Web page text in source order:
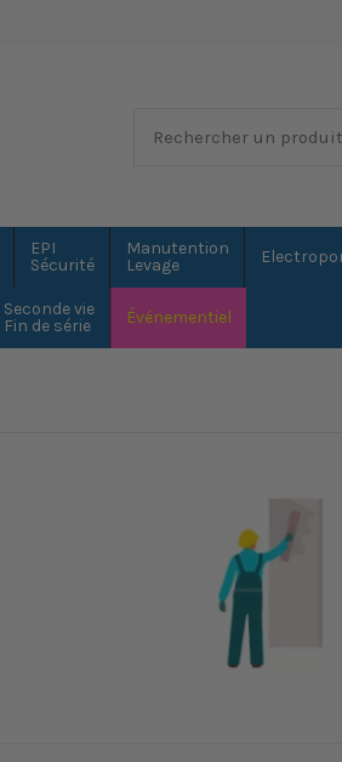
EPI
Sécurité
Manutention
Levage
Seconde vie
Fin de série
Événementiel